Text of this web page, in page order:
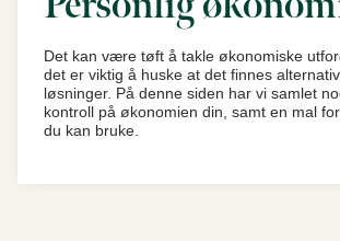
Det kan være tøft å takle økonomiske
det er viktig å huske at det finnes
løsninger. På denne siden har vi samlet
kontroll på økonomien din, samt en mal
du kan bruke.